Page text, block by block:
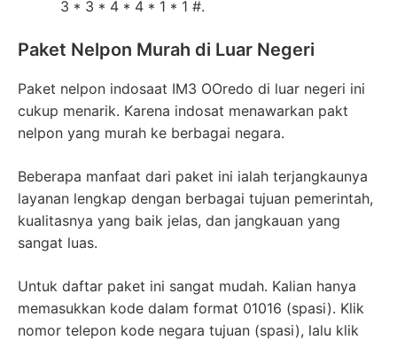
3 * 3 * 4 * 4 * 1 * 1 #.
Paket Nelpon Murah di Luar Negeri
Paket nelpon indosaat IM3 OOredo di luar negeri ini
cukup menarik. Karena indosat menawarkan pakt
nelpon yang murah ke berbagai negara.
Beberapa manfaat dari paket ini ialah terjangkaunya
layanan lengkap dengan berbagai tujuan pemerintah,
kualitasnya yang baik jelas, dan jangkauan yang
sangat luas.
Untuk daftar paket ini sangat mudah. Kalian hanya
memasukkan kode dalam format 01016 (spasi). Klik
nomor telepon kode negara tujuan (spasi), lalu klik